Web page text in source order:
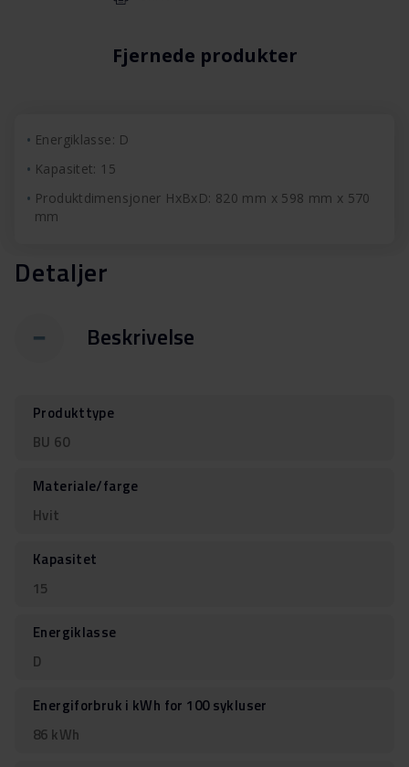
Fjernede produkter
Energiklasse: D
Kapasitet: 15
Produktdimensjoner HxBxD: 820 mm x 598 mm x 570
mm
Detaljer
Beskrivelse
Produkttype
BU 60
Materiale/farge
Hvit
Kapasitet
15
Energiklasse
D
Energiforbruk i kWh for 100 sykluser
86 kWh